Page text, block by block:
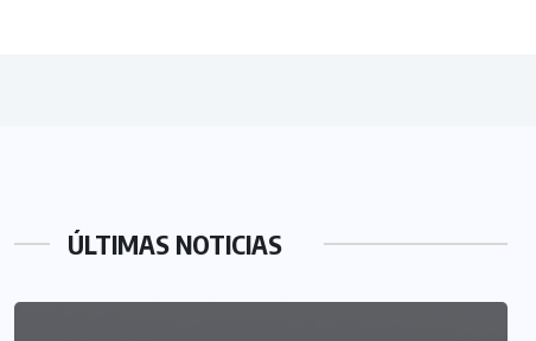
ÚLTIMAS NOTICIAS